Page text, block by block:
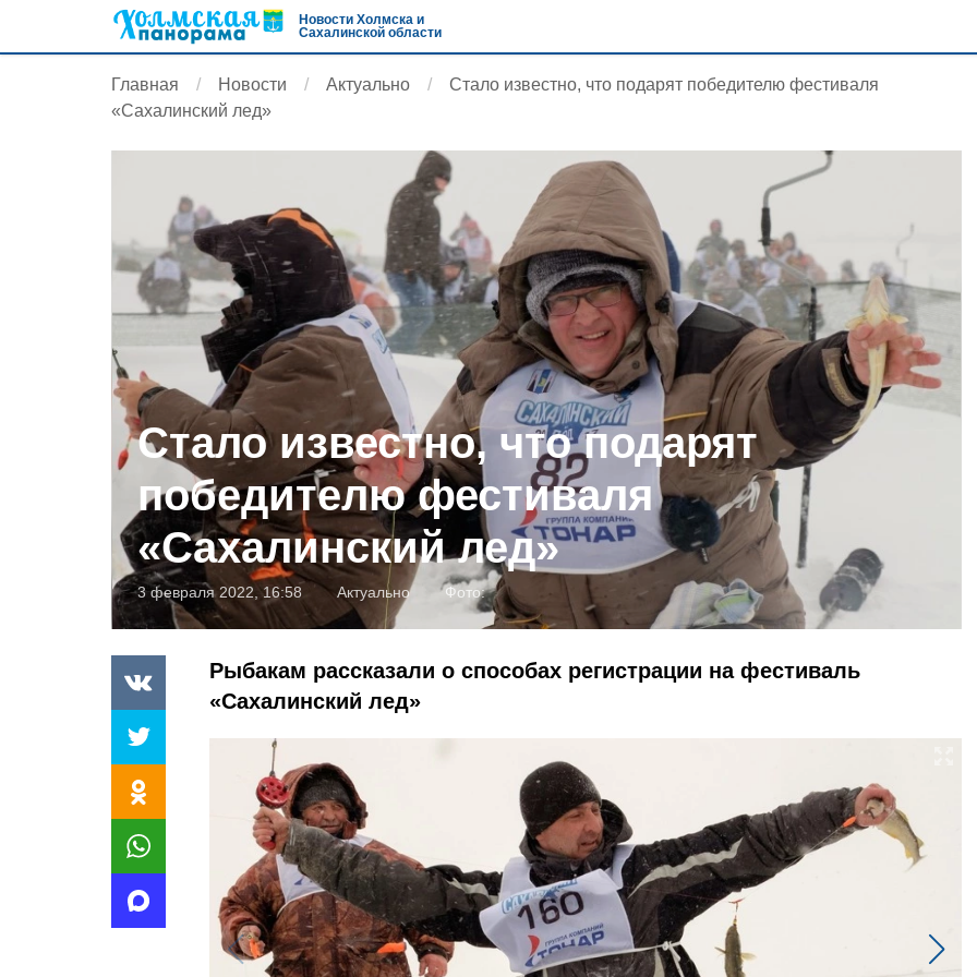
Новости Холмска и
Сахалинской области
Главная Новости Актуально
Стало известно, что подарят победителю фестиваля
«Сахалинский лед»
Стало известно, что подарят
победителю фестиваля
«Сахалинский лед»
3 февраля 2022, 16:58 Актуально Фото:
Рыбакам рассказали о способах регистрации на фестиваль
«Сахалинский лед»